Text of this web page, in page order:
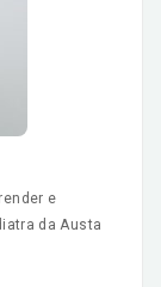
e
da Austa